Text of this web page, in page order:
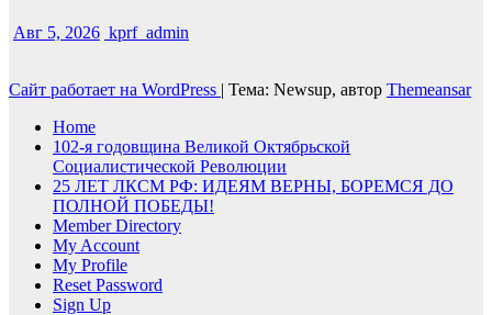
Авг 5, 2026 kprf_admin
Сайт работает на WordPress | Тема: Newsup, автор Themeansar
Home
102-я годовщина Великой Октябрьской
Социалистической Революции
25 ЛЕТ ЛКСМ РФ: ИДЕЯМ ВЕРНЫ, БОРЕМСЯ ДО
ПОЛНОЙ ПОБЕДЫ!
Member Directory
My Account
My Profile
Reset Password
Sign Up